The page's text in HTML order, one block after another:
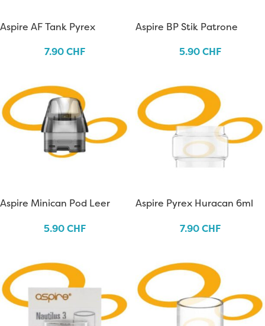
Aspire AF Tank Pyrex
7.90CHF
Aspire BP Stik Patrone
5.90CHF
Aspire Minican Pod Leer
5.90CHF
Aspire Pyrex Huracan 6ml
7.90CHF